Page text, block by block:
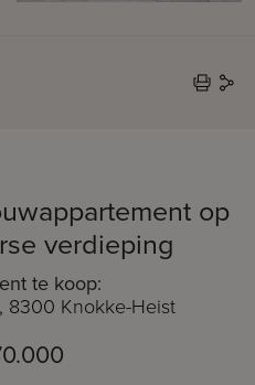
op
verdieping
te koop:
8300 Knokke-Heist